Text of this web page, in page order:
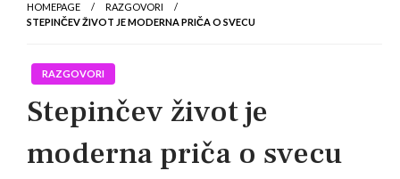
HOMEPAGE
RAZGOVORI
STEPINČEV ŽIVOT JE MODERNA PRIČA O SVECU
RAZGOVORI
Stepinčev život je
moderna priča o svecu